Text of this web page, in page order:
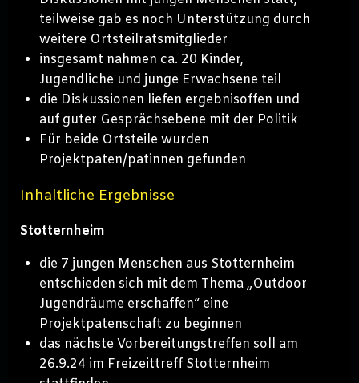
teilweise gab es noch Unterstützung durch
weitere Ortsteilratsmitglieder
insgesamt nahmen ca. 20 Kinder,
Jugendliche und junge Erwachsene teil
die Diskussionen liefen ergebnisoffen und
auf guter Gesprächsebene mit der Politik
Für beide Ortsteile wurden
Projektpaten/patinnen gefunden
Inhaltliche Ergebnisse
Stotternheim
die 7 jungen Menschen aus Stotternheim
entschieden sich mit dem Thema „Outdoor
Jugendräume erschaffen“ eine
Projektpatenschaft zu beginnen
das nächste Vorbereitungstreffen soll am
26.9.24 im Freizeittreff Stotternheim